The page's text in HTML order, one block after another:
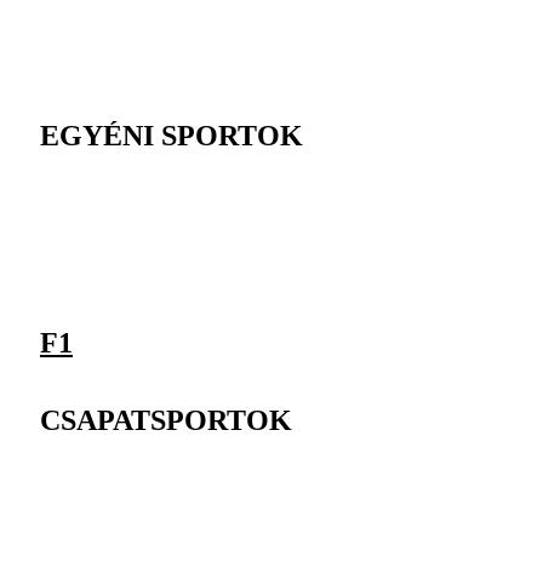
EGYÉNI SPORTOK
F1
CSAPATSPORTOK